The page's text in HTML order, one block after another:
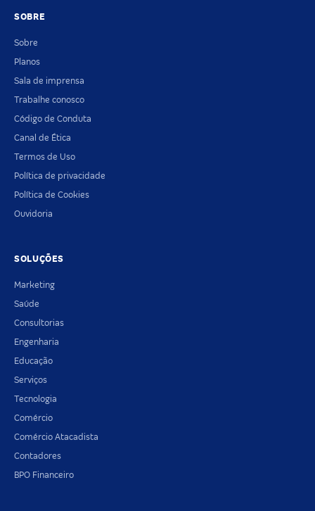
SOBRE
Sobre
Planos
Sala de imprensa
Trabalhe conosco
Código de Conduta
Canal de Ética
Termos de Uso
Política de privacidade
Política de Cookies
Ouvidoria
SOLUÇÕES
Marketing
Saúde
Consultorias
Engenharia
Educação
Serviços
Tecnologia
Comércio
Comércio Atacadista
Contadores
BPO Financeiro